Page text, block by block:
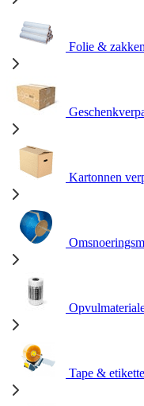
Folie & zakken
Kartonnen
Tape &